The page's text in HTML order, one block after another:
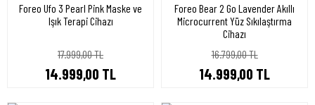
Foreo Ufo 3 Pearl Pink Maske ve
Işık Terapi Cihazı
17.999,00 TL
14.999,00 TL
Foreo Bear 2 Go Lavender Akıllı
Microcurrent Yüz Sıkılaştırma
Cihazı
16.799,00 TL
14.999,00 TL